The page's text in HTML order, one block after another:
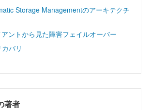
Storage Managementのアーキテクチ
ントから見た障害フェイルオーバー
バリ
著者